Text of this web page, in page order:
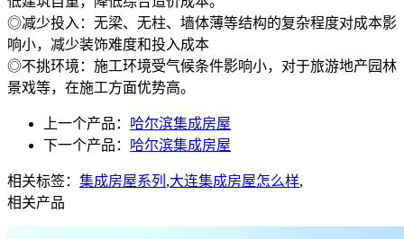
◎减少投入：无梁、无柱、墙体薄等结构的复杂程度对成本影
响小，减少装饰难度和投入成本
◎不挑环境：施工环境受气候条件影响小，对于旅游地产园林
景戏等，在施工方面优势高。
上一个产品： 哈尔滨集成房屋
下一个产品： 哈尔滨集成房屋
相关标签： 集成房屋系列 ,大连集成房屋怎么样,
相关产品